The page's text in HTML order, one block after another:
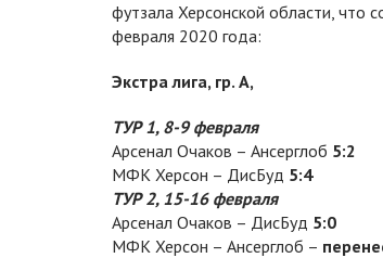
футзала Херсонской области, что
февраля 2020 года:
Экстра лига, гр. А,
ТУР 1, 8-9 февраля
Арсенал Очаков – Ансерглоб 5:2
МФК Херсон – ДисБуд 5:4
ТУР 2, 15-16 февраля
Арсенал Очаков – ДисБуд 5:0
МФК Херсон – Ансерглоб –